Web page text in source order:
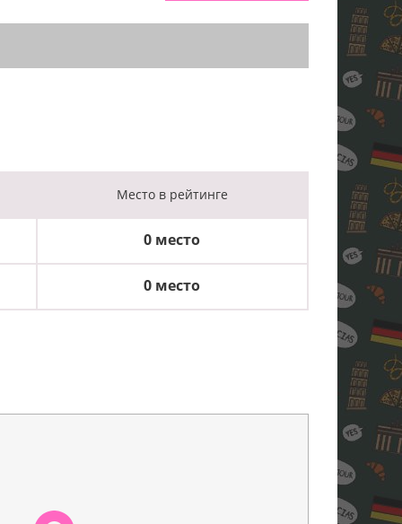
Место в рейтинге
0 место
0 место